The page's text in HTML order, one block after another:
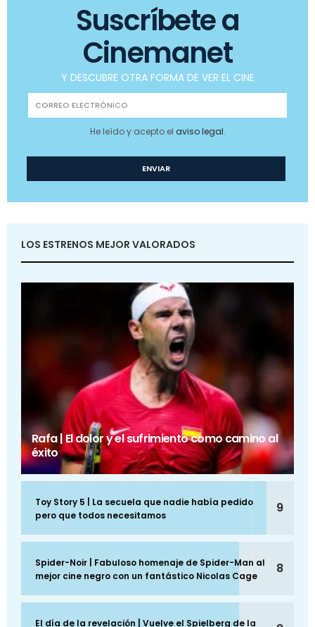
Suscríbete a
Cinemanet
Y DESCUBRE OTRA FORMA DE VER EL CINE
He leído y acepto el aviso legal.
LOS ESTRENOS MEJOR VALORADOS
Rafa | El dolor y el sufrimiento como camino al
éxito
Toy Story 5 | La secuela que nadie había pedido
pero que todos necesitamos
9
Spider-Noir | Fabuloso homenaje de Spider-Man al
mejor cine negro con un fantástico Nicolas Cage
8
El día de la revelación | Vuelve el Spielberg de la